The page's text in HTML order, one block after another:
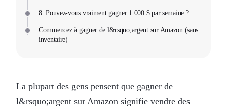
8. Pouvez-vous vraiment gagner 1 000 $ par semaine ?
Commencez à gagner de l&rsquo;argent sur Amazon (sans
inventaire)
La plupart des gens pensent que gagner de
l&rsquo;argent sur Amazon signifie vendre des